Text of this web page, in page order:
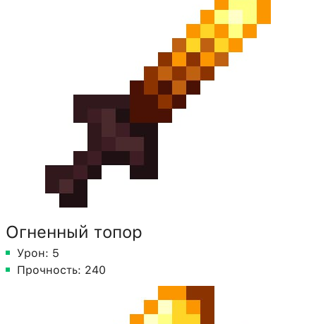
Огненный топор
Урон: 5
Прочность: 240